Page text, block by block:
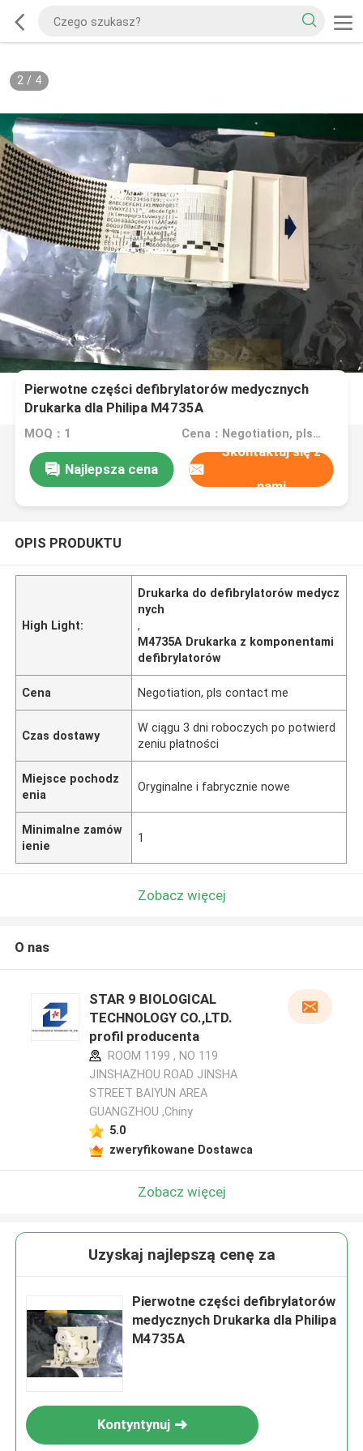
2/ 4
Pierwotne części defibrylatorów medycznych
Drukarka dla Philipa M4735A
MOQ：1 Cena：Negotiation, pls contact me
Najlepsza cena
Skontaktuj się z
nami
OPIS PRODUKTU
High Light:
Drukarka do defibrylatorów medycz
nych
,
M4735A Drukarka z komponentami
defibrylatorów
Cena Negotiation, pls contact me
Czas dostawy
W ciągu 3 dni roboczych po potwierd
zeniu płatności
Miejsce pochodz
enia
Oryginalne i fabrycznie nowe
Minimalne zamów
ienie
1
Zobacz więcej
O nas
STAR 9 BIOLOGICAL
TECHNOLOGY CO.,LTD.
profil producenta
ROOM 1199 , NO 119
JINSHAZHOU ROAD JINSHA
STREET BAIYUN AREA
GUANGZHOU ,Chiny
5.0
zweryfikowane Dostawca
Zobacz więcej
Uzyskaj najlepszą cenę za
Pierwotne części defibrylatorów
medycznych Drukarka dla Philipa
M4735A
Kontyntynuj